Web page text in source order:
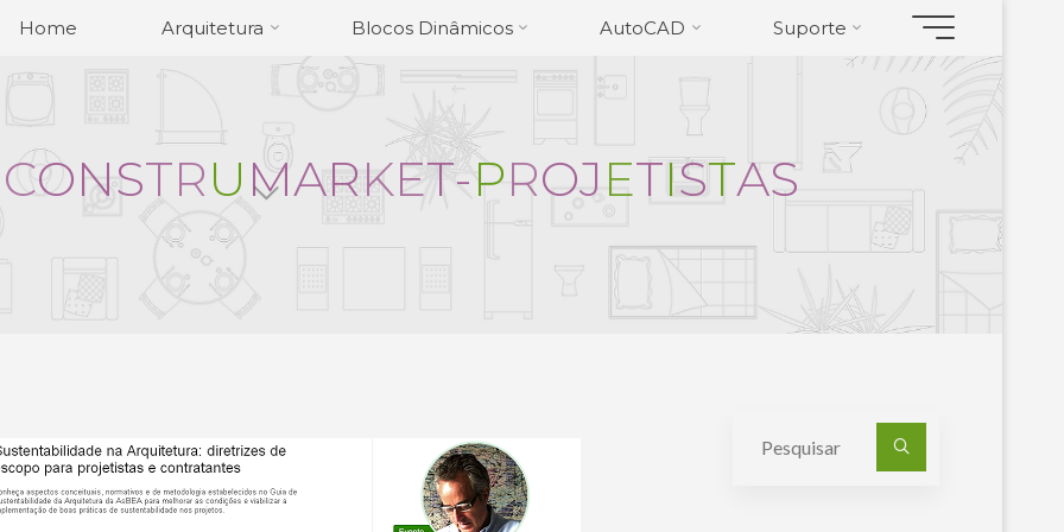
Home Arquitetura Blocos Dinâmicos AutoCAD Suporte
CONSTRU MARKET-PROJ ETISTAS